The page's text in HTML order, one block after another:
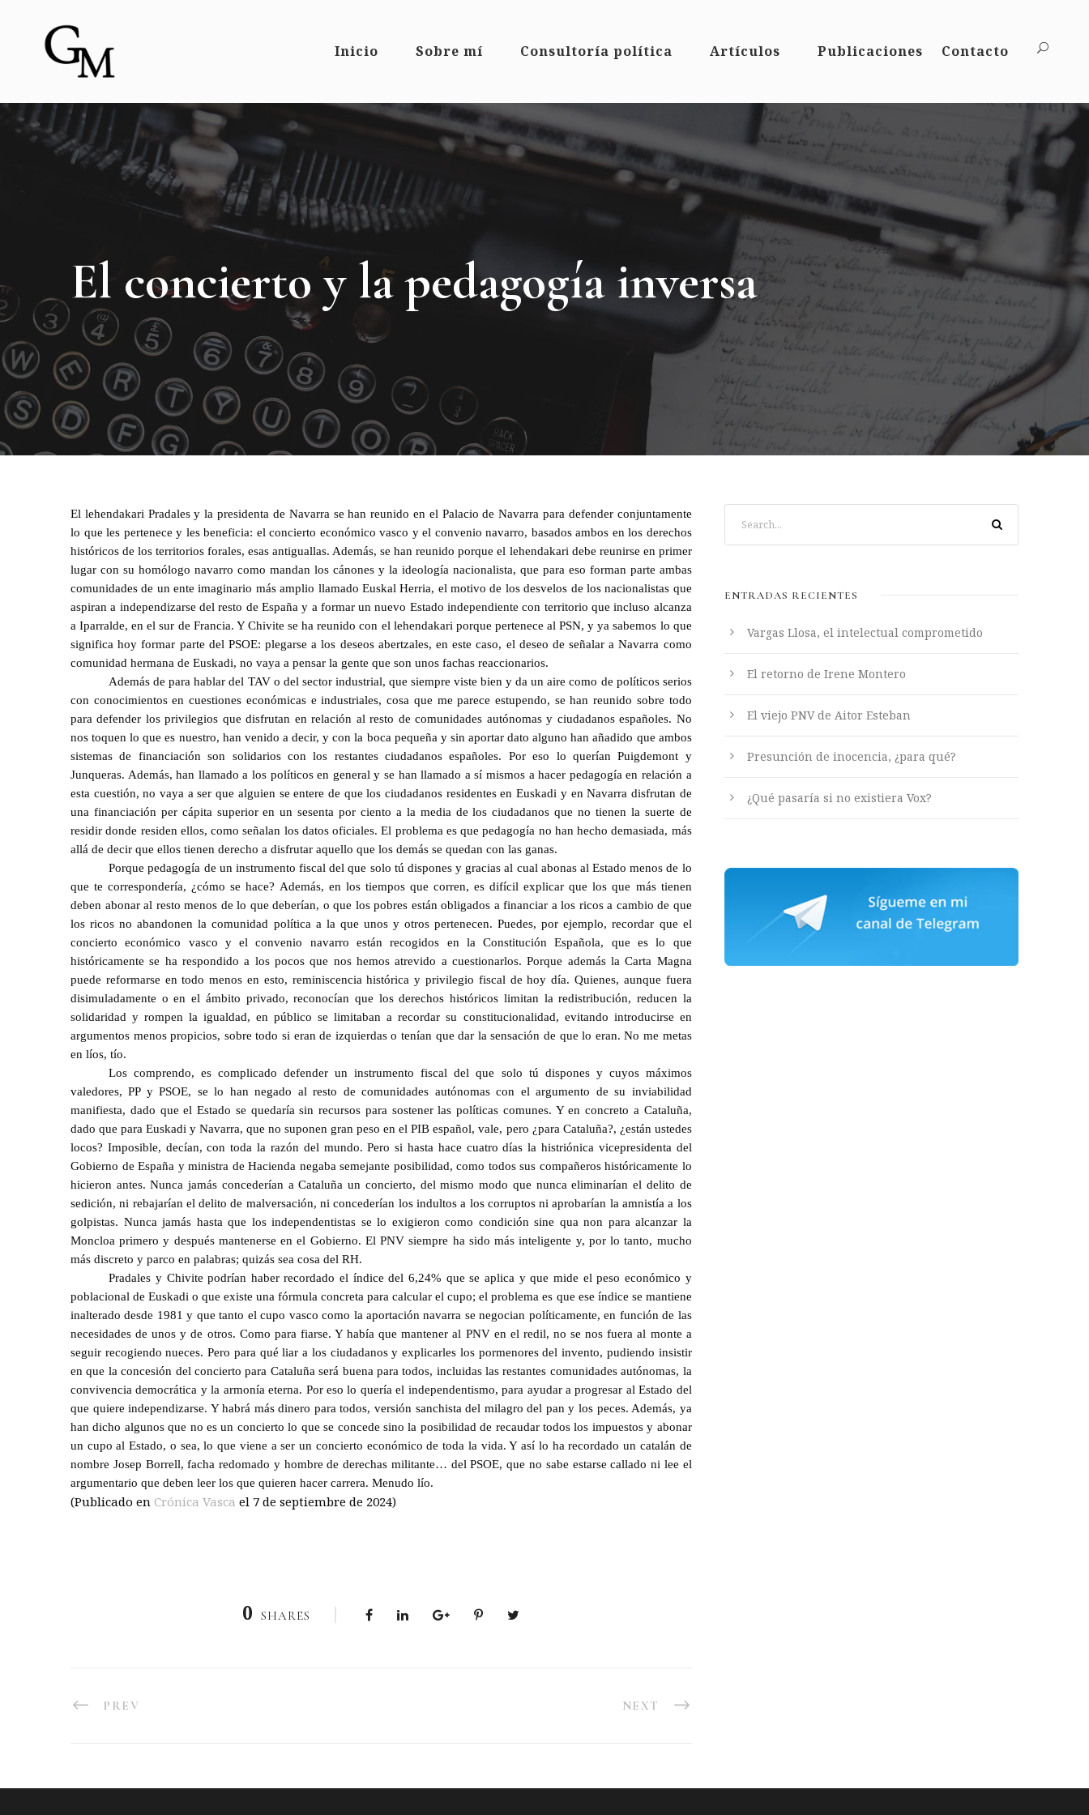
Inicio Sobre mí Consultoría política Artículos Publicaciones Contacto
El concierto y la pedagogía inversa
El lehendakari Pradales y la presidenta de Navarra se han reunido en el Palacio de Navarra para defender conjuntamente
lo que les pertenece y les beneficia: el concierto económico vasco y el convenio navarro, basados ambos en los derechos
históricos de los territorios forales, esas antiguallas. Además, se han reunido porque el lehendakari debe reunirse en primer
lugar con su homólogo navarro como mandan los cánones y la ideología nacionalista, que para eso forman parte ambas
comunidades de un ente imaginario más amplio llamado Euskal Herria, el motivo de los desvelos de los nacionalistas que
aspiran a independizarse del resto de España y a formar un nuevo Estado independiente con territorio que incluso alcanza
a Iparralde, en el sur de Francia. Y Chivite se ha reunido con el lehendakari porque pertenece al PSN, y ya sabemos lo que
significa hoy formar parte del PSOE: plegarse a los deseos abertzales, en este caso, el deseo de señalar a Navarra como
comunidad hermana de Euskadi, no vaya a pensar la gente que son unos fachas reaccionarios.
Además de para hablar del TAV o del sector industrial, que siempre viste bien y da un aire como de políticos serios
con conocimientos en cuestiones económicas e industriales, cosa que me parece estupendo, se han reunido sobre todo
para defender los privilegios que disfrutan en relación al resto de comunidades autónomas y ciudadanos españoles. No
nos toquen lo que es nuestro, han venido a decir, y con la boca pequeña y sin aportar dato alguno han añadido que ambos
sistemas de financiación son solidarios con los restantes ciudadanos españoles. Por eso lo querían Puigdemont y
Junqueras. Además, han llamado a los políticos en general y se han llamado a sí mismos a hacer pedagogía en relación a
esta cuestión, no vaya a ser que alguien se entere de que los ciudadanos residentes en Euskadi y en Navarra disfrutan de
una financiación per cápita superior en un sesenta por ciento a la media de los ciudadanos que no tienen la suerte de
residir donde residen ellos, como señalan los datos oficiales. El problema es que pedagogía no han hecho demasiada, más
allá de decir que ellos tienen derecho a disfrutar aquello que los demás se quedan con las ganas.
Porque pedagogía de un instrumento fiscal del que solo tú dispones y gracias al cual abonas al Estado menos de lo
que te correspondería, ¿cómo se hace? Además, en los tiempos que corren, es difícil explicar que los que más tienen
deben abonar al resto menos de lo que deberían, o que los pobres están obligados a financiar a los ricos a cambio de que
los ricos no abandonen la comunidad política a la que unos y otros pertenecen. Puedes, por ejemplo, recordar que el
concierto económico vasco y el convenio navarro están recogidos en la Constitución Española, que es lo que
históricamente se ha respondido a los pocos que nos hemos atrevido a cuestionarlos. Porque además la Carta Magna
puede reformarse en todo menos en esto, reminiscencia histórica y privilegio fiscal de hoy día. Quienes, aunque fuera
disimuladamente o en el ámbito privado, reconocían que los derechos históricos limitan la redistribución, reducen la
solidaridad y rompen la igualdad, en público se limitaban a recordar su constitucionalidad, evitando introducirse en
argumentos menos propicios, sobre todo si eran de izquierdas o tenían que dar la sensación de que lo eran. No me metas
en líos, tío.
Los comprendo, es complicado defender un instrumento fiscal del que solo tú dispones y cuyos máximos
valedores, PP y PSOE, se lo han negado al resto de comunidades autónomas con el argumento de su inviabilidad
manifiesta, dado que el Estado se quedaría sin recursos para sostener las políticas comunes. Y en concreto a Cataluña,
dado que para Euskadi y Navarra, que no suponen gran peso en el PIB español, vale, pero ¿para Cataluña?, ¿están ustedes
locos? Imposible, decían, con toda la razón del mundo. Pero si hasta hace cuatro días la histriónica vicepresidenta del
Gobierno de España y ministra de Hacienda negaba semejante posibilidad, como todos sus compañeros históricamente lo
hicieron antes. Nunca jamás concederían a Cataluña un concierto, del mismo modo que nunca eliminarían el delito de
sedición, ni rebajarían el delito de malversación, ni concederían los indultos a los corruptos ni aprobarían la amnistía a los
golpistas. Nunca jamás hasta que los independentistas se lo exigieron como condición sine qua non para alcanzar la
Moncloa primero y después mantenerse en el Gobierno. El PNV siempre ha sido más inteligente y, por lo tanto, mucho
más discreto y parco en palabras; quizás sea cosa del RH.
Pradales y Chivite podrían haber recordado el índice del 6,24% que se aplica y que mide el peso económico y
poblacional de Euskadi o que existe una fórmula concreta para calcular el cupo; el problema es que ese índice se mantiene
inalterado desde 1981 y que tanto el cupo vasco como la aportación navarra se negocian políticamente, en función de las
necesidades de unos y de otros. Como para fiarse. Y había que mantener al PNV en el redil, no se nos fuera al monte a
seguir recogiendo nueces. Pero para qué liar a los ciudadanos y explicarles los pormenores del invento, pudiendo insistir
en que la concesión del concierto para Cataluña será buena para todos, incluidas las restantes comunidades autónomas, la
convivencia democrática y la armonía eterna. Por eso lo quería el independentismo, para ayudar a progresar al Estado del
que quiere independizarse. Y habrá más dinero para todos, versión sanchista del milagro del pan y los peces. Además, ya
han dicho algunos que no es un concierto lo que se concede sino la posibilidad de recaudar todos los impuestos y abonar
un cupo al Estado, o sea, lo que viene a ser un concierto económico de toda la vida. Y así lo ha recordado un catalán de
nombre Josep Borrell, facha redomado y hombre de derechas militante… del PSOE, que no sabe estarse callado ni lee el
argumentario que deben leer los que quieren hacer carrera. Menudo lío.
(Publicado en Crónica Vasca el 7 de septiembre de 2024)
0 SHARES
PREV NEXT
ENTRADAS RECIENTES
Vargas Llosa, el intelectual comprometido
El retorno de Irene Montero
El viejo PNV de Aitor Esteban
Presunción de inocencia, ¿para qué?
¿Qué pasaría si no existiera Vox?